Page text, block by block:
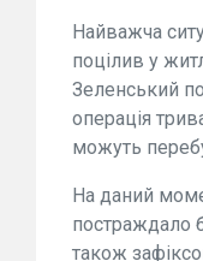
Найважча
поцілив у
Зеленський
операція
можуть
На даний
постраждало
також